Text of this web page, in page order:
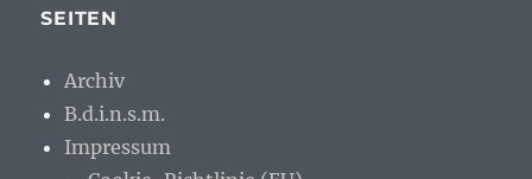
SEITEN
Archiv
B.d.i.n.s.m.
Impressum